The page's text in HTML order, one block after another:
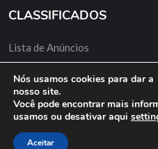
CLASSIFICADOS
Lista de Anúncios
Anuncie Grátis
Nós usamos cookies para dar
nosso site.
Você pode encontrar mais
usamos ou desativar aqui
Aceitar